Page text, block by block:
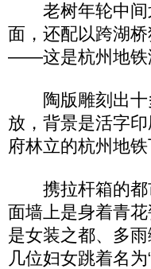
老树年轮中间
面，还配以跨湖
――这是杭州地铁
陶版雕刻出十
放，背景是活字
府林立的杭州地铁
携拉杆箱的都
面墙上是身着青
是女装之都、多
几位妇女跳着名